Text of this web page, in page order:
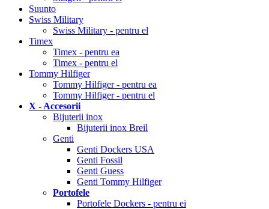
Suunto
Swiss Military
Swiss Military - pentru el
Timex
Timex - pentru ea
Timex - pentru el
Tommy Hilfiger
Tommy Hilfiger - pentru ea
Tommy Hilfiger - pentru el
X - Accesorii
Bijuterii inox
Bijuterii inox Breil
Genti
Genti Dockers USA
Genti Fossil
Genti Guess
Genti Tommy Hilfiger
Portofele
Portofele Dockers - pentru ei